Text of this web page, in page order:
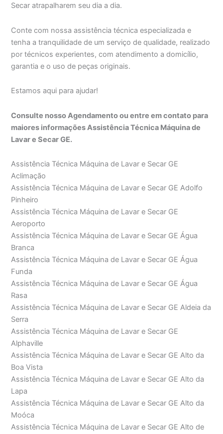
Secar atrapalharem seu dia a dia.
Conte com nossa assistência técnica especializada e
tenha a tranquilidade de um serviço de qualidade, realizado
por técnicos experientes, com atendimento a domicílio,
garantia e o uso de peças originais.
Estamos aqui para ajudar!
Consulte nosso Agendamento ou entre em contato para
maiores informações Assistência Técnica Máquina de
Lavar e Secar GE.
Assistência Técnica Máquina de Lavar e Secar GE
Aclimação
Assistência Técnica Máquina de Lavar e Secar GE Adolfo
Pinheiro
Assistência Técnica Máquina de Lavar e Secar GE
Aeroporto
Assistência Técnica Máquina de Lavar e Secar GE Água
Branca
Assistência Técnica Máquina de Lavar e Secar GE Água
Funda
Assistência Técnica Máquina de Lavar e Secar GE Água
Rasa
Assistência Técnica Máquina de Lavar e Secar GE Aldeia da
Serra
Assistência Técnica Máquina de Lavar e Secar GE
Alphaville
Assistência Técnica Máquina de Lavar e Secar GE Alto da
Boa Vista
Assistência Técnica Máquina de Lavar e Secar GE Alto da
Lapa
Assistência Técnica Máquina de Lavar e Secar GE Alto da
Moóca
Assistência Técnica Máquina de Lavar e Secar GE Alto de